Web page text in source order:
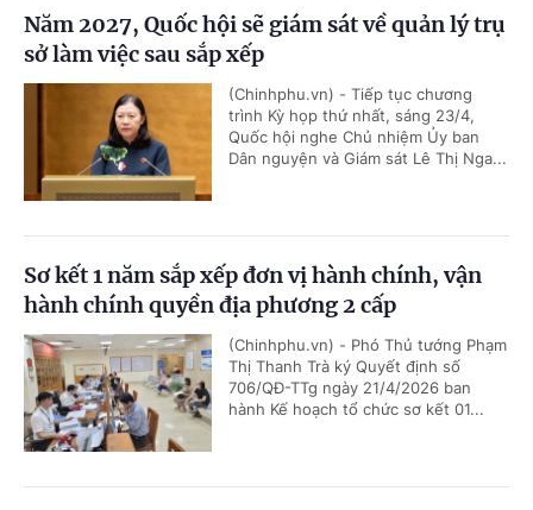
Năm 2027, Quốc hội sẽ giám sát về quản lý trụ
sở làm việc sau sắp xếp
(Chinhphu.vn) - Tiếp tục chương
trình Kỳ họp thứ nhất, sáng 23/4,
Quốc hội nghe Chủ nhiệm Ủy ban
Dân nguyện và Giám sát Lê Thị Nga...
Sơ kết 1 năm sắp xếp đơn vị hành chính, vận
hành chính quyền địa phương 2 cấp
(Chinhphu.vn) - Phó Thủ tướng Phạm
Thị Thanh Trà ký Quyết định số
706/QĐ-TTg ngày 21/4/2026 ban
hành Kế hoạch tổ chức sơ kết 01...